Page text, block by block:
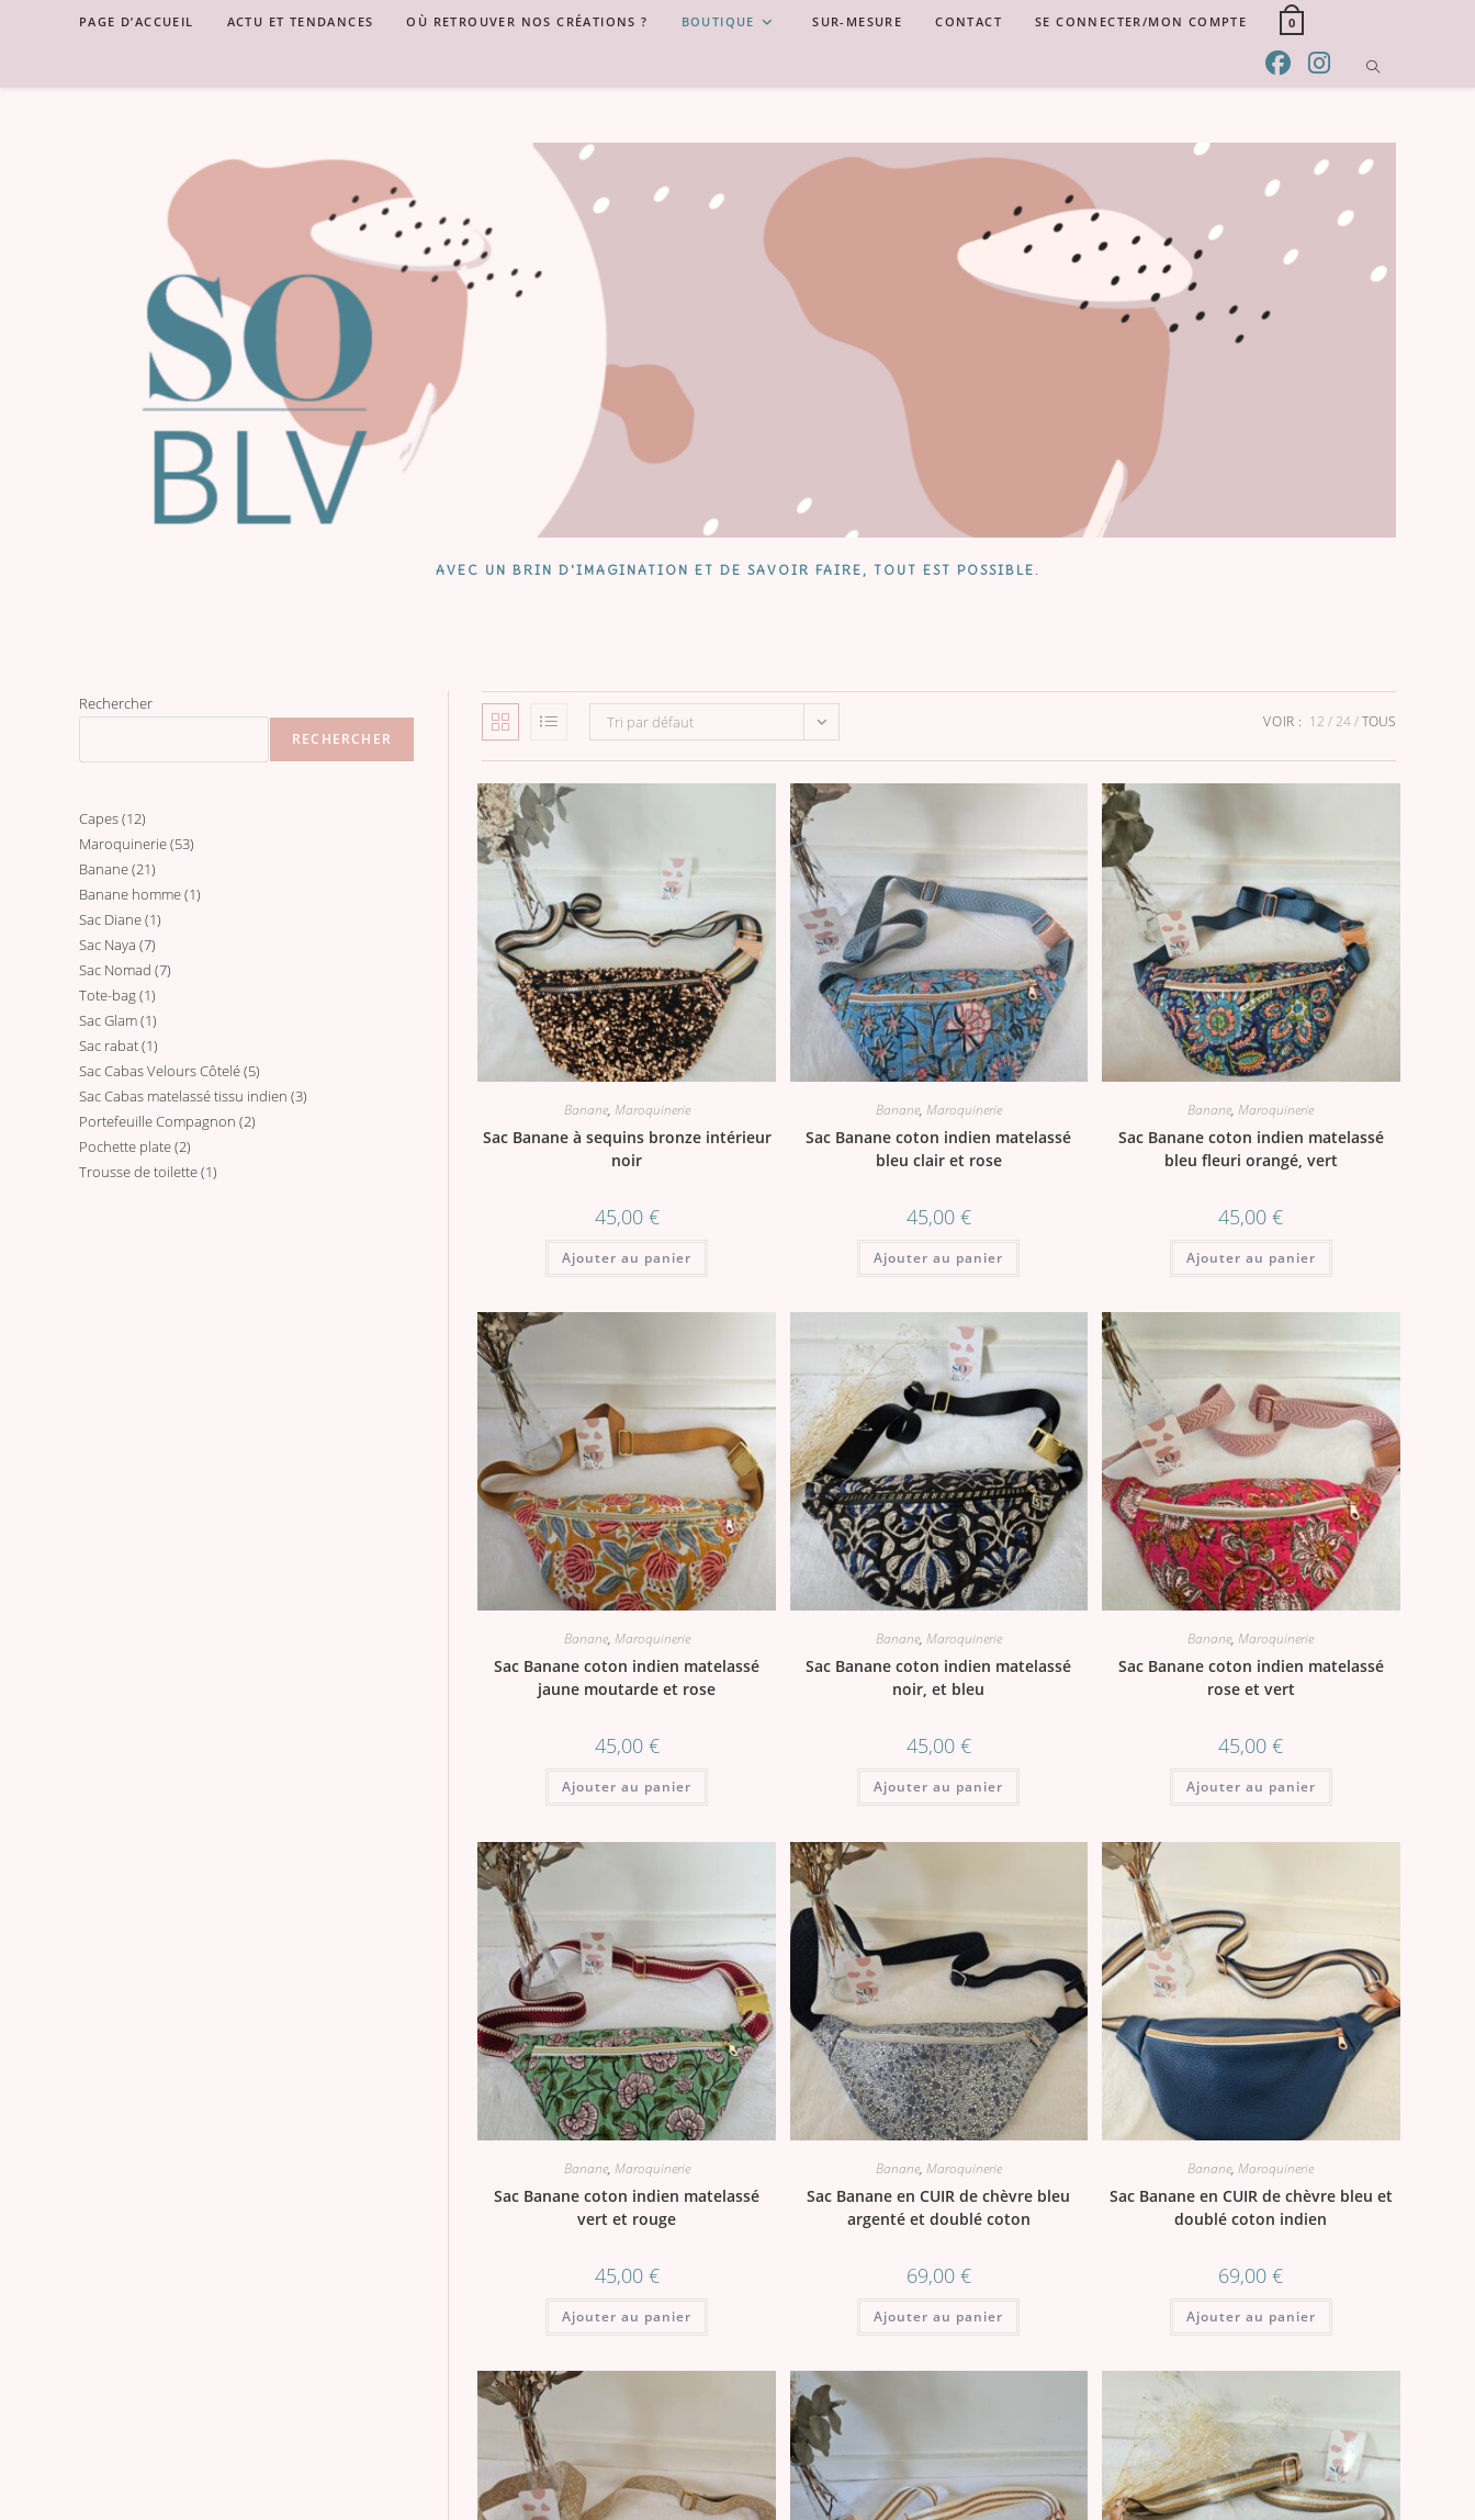
PAGE D’ACCUEIL ACTU ET TENDANCES OÙ RETROUVER NOS CRÉATIONS ? BOUTIQUE SUR-MESURE CONTACT SE CONNECTER/MON COMPTE 0
AVEC UN BRIN D'IMAGINATION ET DE SAVOIR FAIRE, TOUT EST POSSIBLE.
Tri par défaut VOIR : 12 24 TOUS
Banane, Maroquinerie
Sac Banane à sequins bronze intérieur
noir
45,00 €
Ajouter au panier
Banane, Maroquinerie
Sac Banane coton indien matelassé
bleu clair et rose
45,00 €
Ajouter au panier
Banane,Maroquinerie
Sac Banane coton indien matelassé
bleu fleuri orangé, vert
45,00€
Ajouter au panier
Banane, Maroquinerie
Sac Banane coton indien matelassé
jaune moutarde et rose
45,00 €
Ajouter au panier
Banane, Maroquinerie
Sac Banane coton indien matelassé
noir, et bleu
45,00 €
Ajouter au panier
Banane,Maroquinerie
Sac Banane coton indien matelassé
rose et vert
45,00€
Ajouter au panier
Banane, Maroquinerie
Sac Banane coton indien matelassé
vert et rouge
45,00 €
Ajouter au panier
Banane, Maroquinerie
Sac Banane en CUIR de chèvre bleu
argenté et doublé coton
69,00 €
Ajouter au panier
Banane,Maroquinerie
Sac Banane en CUIR de chèvre bleu et
doublé coton indien
69,00€
Ajouter au panier
Rechercher
RECHERCHER
Capes 1212
produits
Maroquinerie 5353
Banane 2121
produits
Banane homme 11
Sac Diane 11
Sac Naya 77
produits
Sac Nomad 77
Tote-bag 11
produit
Sac Glam 11
produit
Sac rabat 11
produit
Sac Cabas Velours Côtelé 55
produits
Sac Cabas matelassé tissu indien 33
Portefeuille Compagnon 22
Pochette plate 22
produits
Trousse de toilette 11